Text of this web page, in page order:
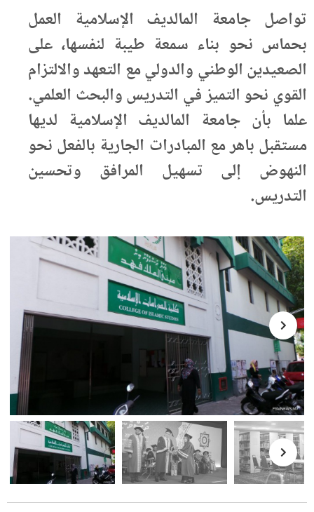
تواصل جامعة المالديف الإسلامية العمل
بحماس نحو بناء سمعة طيبة لنفسها، على
الصعيدين الوطني والدولي مع التعهد والالتزام
القوي نحو التميز في التدريس والبحث العلمي.
علما بأن جامعة المالديف الإسلامية لديها
مستقبل باهر مع المبادرات الجارية بالفعل نحو
النهوض إلى تسهيل المرافق وتحسين
التدريس.